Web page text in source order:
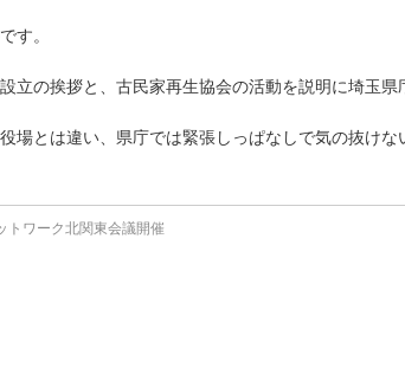
す。
立の挨拶と、古民家再生協会の活動を説明に埼玉県
場とは違い、県庁では緊張しっぱなしで気の抜けな
トワーク北関東会議開催